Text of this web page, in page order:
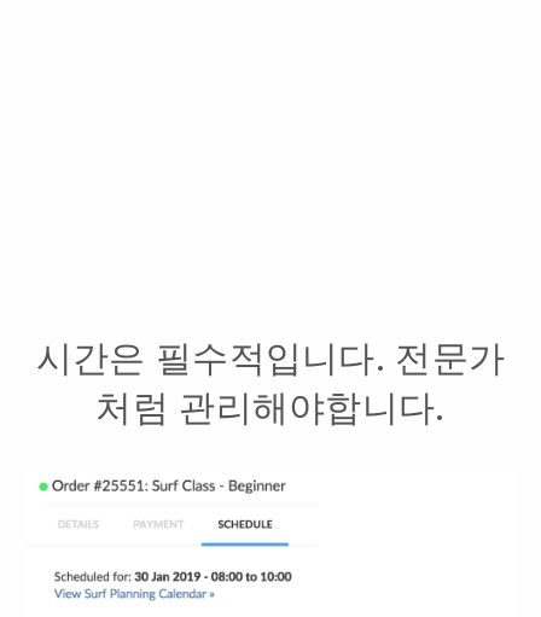
시간은 필수적입니다. 전문가
처럼 관리해야합니다.